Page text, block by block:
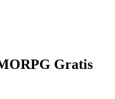
Gratis